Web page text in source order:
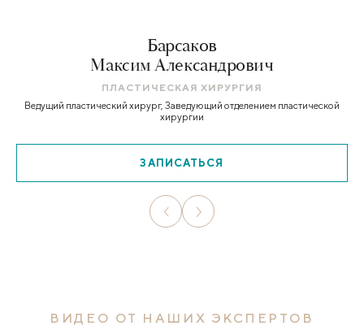
Барсаков
Максим Александрович
ПЛАСТИЧЕСКАЯ ХИРУРГИЯ
Ведущий пластический хирург, Заведующий отделением пластической
хирургии
ЗАПИСАТЬСЯ
ВИДЕО ОТ НАШИХ ЭКСПЕРТОВ